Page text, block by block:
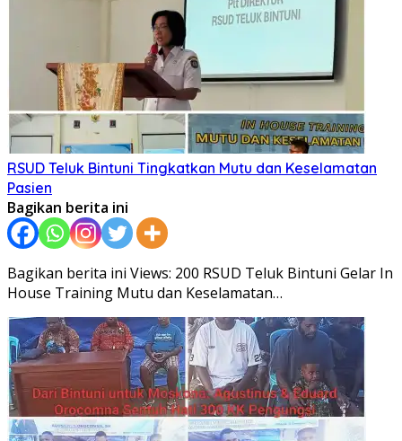
RSUD Teluk Bintuni Tingkatkan Mutu dan Keselamatan
Pasien
Bagikan berita ini
Bagikan berita ini Views: 200 RSUD Teluk Bintuni Gelar In
House Training Mutu dan Keselamatan…